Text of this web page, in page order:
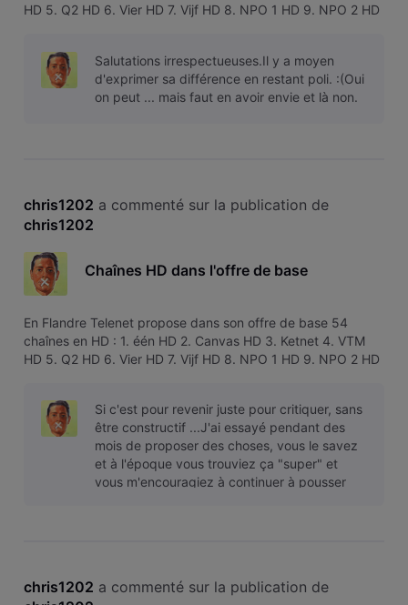
HD 5. Q2 HD 6. Vier HD 7. Vijf HD 8. NPO 1 HD 9. NPO 2 HD
HD 18. Disney ChannelSalutations irrespectueuses.Il y a moyen
d'exprimer sa différence en restant poli. :(Oui
on peut ... mais faut en avoir envie et là non.
chris1202 a commenté sur la publication de
chris1202
Chaînes HD dans l'offre de base
En Flandre Telenet propose dans son offre de base 54
chaînes en HD : 1. één HD 2. Canvas HD 3. Ketnet 4. VTM
HD 5. Q2 HD 6. Vier HD 7. Vijf HD 8. NPO 1 HD 9. NPO 2 HD
HD 18. Disney ChannelSi c'est pour revenir juste pour critiquer, sans
être constructif ...J'ai essayé pendant des
mois de proposer des choses, vous le savez
et à l'époque vous trouviez ça "super" et
vous m'encouragiez à continuer à pousser
chris1202 a commenté sur la publication de